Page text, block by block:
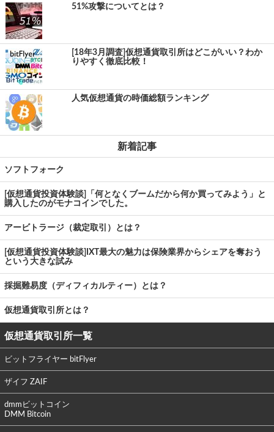
51%攻撃についてとは？
[18年3月調査]仮想通貨取引所はどこがいい？わか
りやすく徹底比較！
人気仮想通貨の時価総額ランキング
新着記事
ソフトフォーク
[仮想通貨投資体験談]「何となくブームだから何か買ってみよう」と
購入したのがモナコインでした。
アービトラージ（裁定取引）とは？
[仮想通貨投資体験談]IXT最大の魅力は保険業界からシェアを奪おう
という大きな試み
採掘難易度（ディフィカルティー）とは？
仮想通貨取引所とは？
仮想通貨取引所一覧
ビットフライヤー bitFlyer
ザイフ ZAIF
dmmビットコイン
DMM Bitcoin